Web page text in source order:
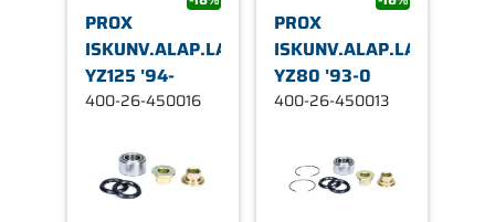
PROX
ISKUNV.ALAP.LAAKERI.SRJ
YZ125 '94-
400-26-450016
PROX
YZ80 '93-0
400-26-450013